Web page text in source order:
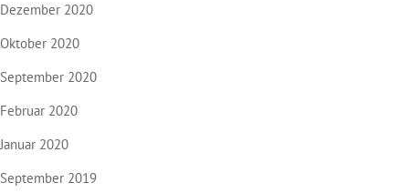
Dezember 2020
Oktober 2020
September 2020
Februar 2020
Januar 2020
September 2019